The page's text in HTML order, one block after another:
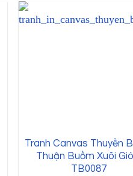
Tranh Canvas Thuyền
Thuận Buồm Xuôi
TB0087